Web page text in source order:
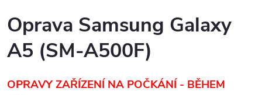
Oprava Samsung Galaxy
A5 (SM-A500F)
OPRAVY ZAŘÍZENÍ NA POČKÁNÍ - BĚHEM